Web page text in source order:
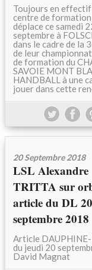
Toujours en
centre de formation
déplace ce samedi
septembre à
dans le cadre de la
de leur
de formation du
SAVOIE MONT
HANDBALL à une
jouer dans cette
20 Septembre 2018
LSL Alexandre
TRITTA sur
article du DL 20
septembre 2018
Article
du jeudi 20
David Magnat